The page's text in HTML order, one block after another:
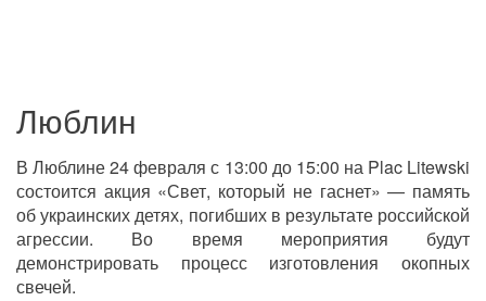
Люблин
В Люблине 24 февраля с 13:00 до 15:00 на Plac Litewski
состоится акция «Свет, который не гаснет» — память
об украинских детях, погибших в результате российской
агрессии. Во время мероприятия будут
демонстрировать процесс изготовления окопных
свечей.